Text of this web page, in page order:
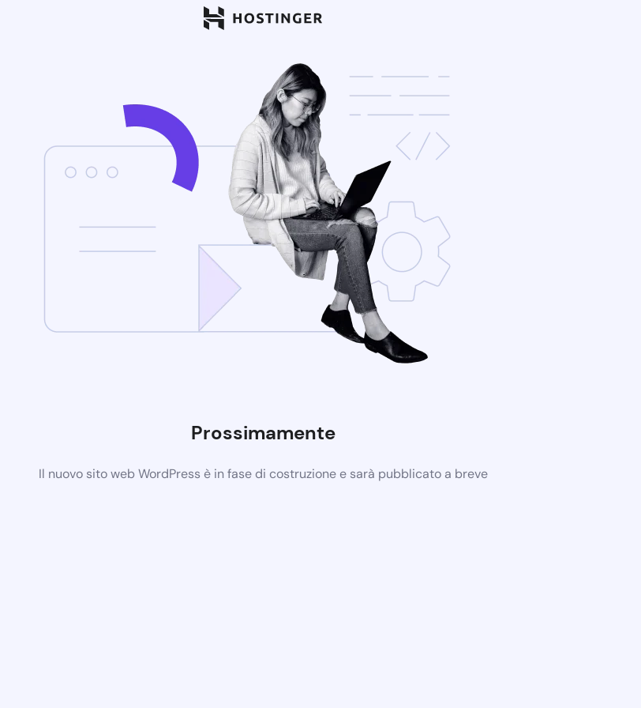
Prossimamente
Il nuovo sito web WordPress è in fase di costruzione e sarà pubblicato a breve